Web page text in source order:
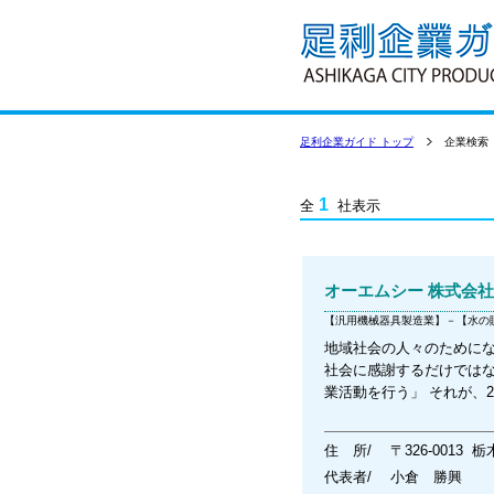
足利企業ガイド トップ 企業検索
全 1 社表示
オーエムシー 株式会社
【汎用機械器具製造業】－【水
地域社会の人々のために
社会に感謝するだけでは
業活動を行う」 それが、
住 所/
〒326-0013 栃
代表者/
小倉 勝興